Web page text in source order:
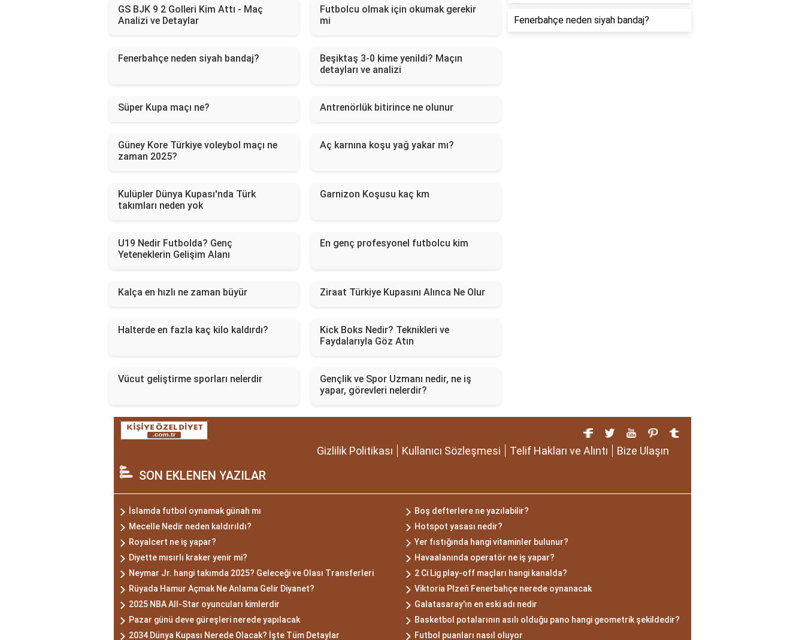
GS BJK 9 2 Golleri Kim Attı - Maç
Analizi ve Detaylar
Futbolcu olmak için okumak gerekir
mi
Fenerbahçe neden siyah bandaj?
Beşiktaş 3-0 kime yenildi? Maçın
detayları ve analizi
Süper Kupa maçı ne? Antrenörlük bitirince ne olunur
Güney Kore Türkiye voleybol maçı ne
zaman 2025?
Aç karnına koşu yağ yakar mı?
Kulüpler Dünya Kupası'nda Türk
takımları neden yok
Garnizon Koşusu kaç km
U19 Nedir Futbolda? Genç
Yeteneklerin Gelişim Alanı
En genç profesyonel futbolcu kim
Kalça en hızlı ne zaman büyür Ziraat Türkiye Kupasını Alınca Ne Olur
Halterde en fazla kaç kilo kaldırdı?
Kick Boks Nedir? Teknikleri ve
Faydalarıyla Göz Atın
Vücut geliştirme sporları nelerdir
Gençlik ve Spor Uzmanı nedir, ne iş
yapar, görevleri nelerdir?
Fenerbahçe neden siyah bandaj?
Gizlilik Politikası Kullanıcı Sözleşmesi Telif Hakları ve Alıntı Bize Ulaşın
SON EKLENEN YAZILAR
İslamda futbol oynamak günah mı
Boş defterlere ne yazılabilir?
Mecelle Nedir neden kaldırıldı?
Hotspot yasası nedir?
Royalcert ne iş yapar?
Yer fıstığında hangi vitaminler bulunur?
Diyette mısırlı kraker yenir mi?
Havaalanında operatör ne iş yapar?
Neymar Jr. hangi takımda 2025? Geleceği ve Olası Transferleri
2 Ci Lig play-off maçları hangi kanalda?
Rüyada Hamur Açmak Ne Anlama Gelir Diyanet?
Viktoria Plzeň Fenerbahçe nerede oynanacak
2025 NBA All-Star oyuncuları kimlerdir
Galatasaray'ın en eski adı nedir
Pazar günü deve güreşleri nerede yapılacak
Basketbol potalarının asılı olduğu pano hangi geometrik şekildedir?
2034 Dünya Kupası Nerede Olacak? İşte Tüm Detaylar
Futbol puanları nasıl oluyor